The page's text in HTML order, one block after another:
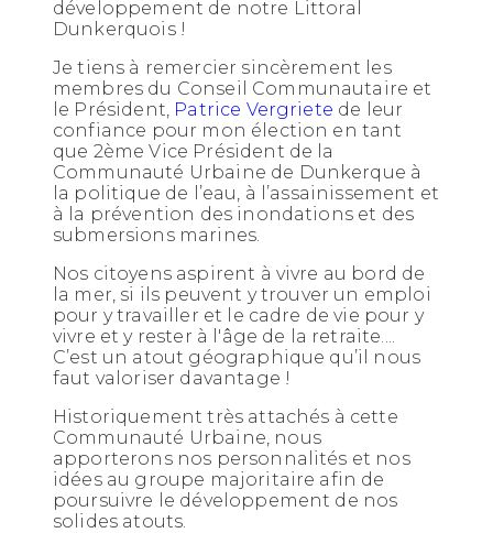
développement de notre Littoral
Dunkerquois !
Je tiens à remercier sincèrement les
membres du Conseil Communautaire et
le Président, Patrice Vergriete de leur
confiance pour mon élection en tant
que 2ème Vice Président de la
Communauté Urbaine de Dunkerque à
la politique de l’eau, à l’assainissement et
à la prévention des inondations et des
submersions marines.
Nos citoyens aspirent à vivre au bord de
la mer, si ils peuvent y trouver un emploi
pour y travailler et le cadre de vie pour y
vivre et y rester à l'âge de la retraite....
C’est un atout géographique qu’il nous
faut valoriser davantage !
Historiquement très attachés à cette
Communauté Urbaine, nous
apporterons nos personnalités et nos
idées au groupe majoritaire afin de
poursuivre le développement de nos
solides atouts.